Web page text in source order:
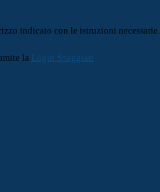
indicato con le istruzioni necessarie.
la Login Spaggiari